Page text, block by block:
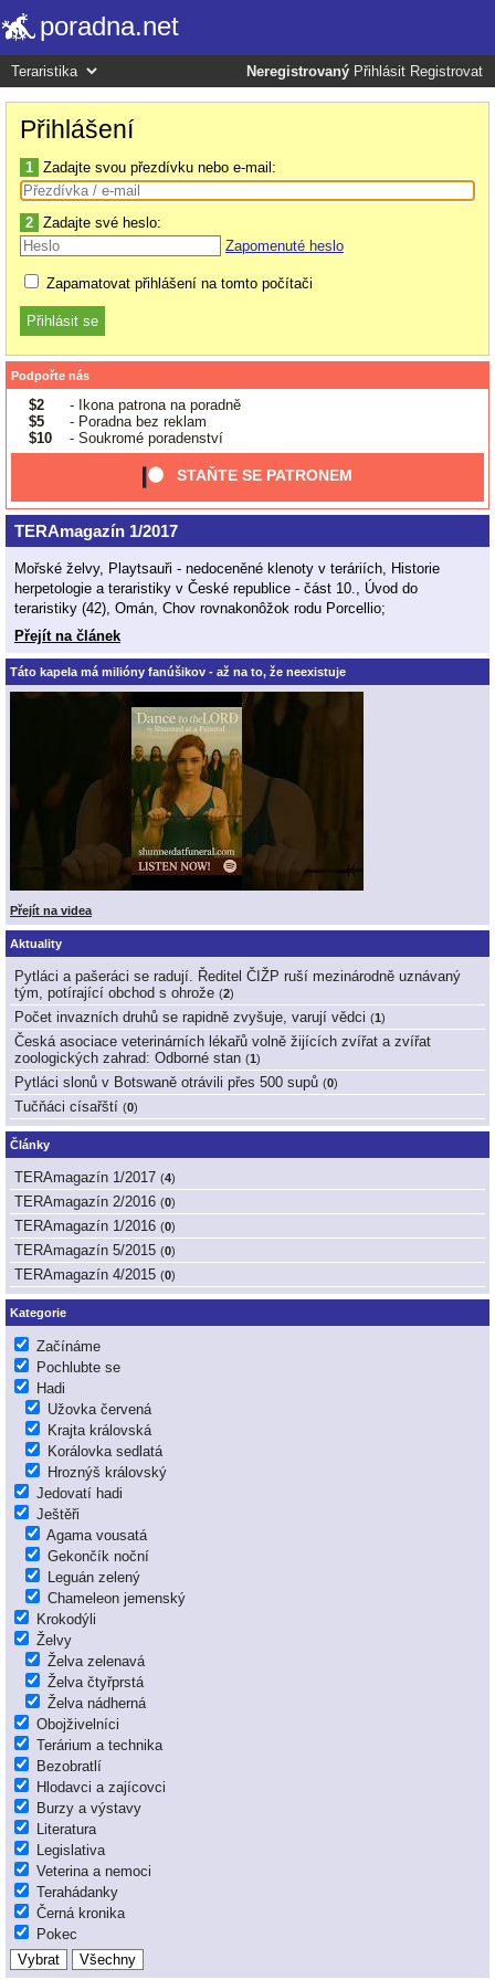
poradna.net
Neregistrovaný Přihlásit Registrovat
Přihlášení
1 Zadajte svou přezdívku nebo e-mail:
2 Zadajte své heslo:
Zapomenuté heslo
Zapamatovat přihlášení na tomto počítači
Podpořte nás
$2
- Ikona patrona na poradně
$5
- Poradna bez reklam
$10
- Soukromé poradenství
STAŇTE SE PATRONEM
TERAmagazín 1/2017
Mořské želvy, Playtsauři - nedoceněné klenoty v teráriích, Historie
herpetologie a teraristiky v České republice - část 10., Úvod do
teraristiky (42), Omán, Chov rovnakonôžok rodu Porcellio;
Přejít na článek
Táto kapela má milióny fanúšikov - až na to, že neexistuje
Přejít na videa
Aktuality
Pytláci a pašeráci se radují. Ředitel ČIŽP ruší mezinárodně uznávaný
tým, potírající obchod s ohrože (2)
Počet invazních druhů se rapidně zvyšuje, varují vědci (1)
Česká asociace veterinárních lékařů volně žijících zvířat a zvířat
zoologických zahrad: Odborné stan (1)
Pytláci slonů v Botswaně otrávili přes 500 supů (0)
Tučňáci císařští (0)
Články
TERAmagazín 1/2017 (4)
TERAmagazín 2/2016 (0)
TERAmagazín 1/2016 (0)
TERAmagazín 5/2015 (0)
TERAmagazín 4/2015 (0)
Kategorie
Začínáme
Pochlubte se
Hadi
Užovka červená
Krajta královská
Korálovka sedlatá
Hroznýš královský
Jedovatí hadi
Ještěři
Agama vousatá
Gekončík noční
Leguán zelený
Chameleon jemenský
Krokodýli
Želvy
Želva zelenavá
Želva čtyřprstá
Želva nádherná
Obojživelníci
Terárium a technika
Bezobratlí
Hlodavci a zajícovci
Burzy a výstavy
Literatura
Legislativa
Veterina a nemoci
Terahádanky
Černá kronika
Pokec